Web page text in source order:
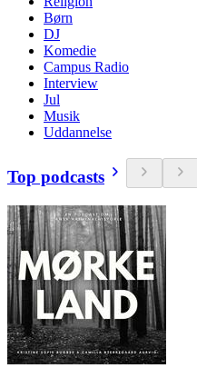
Børn
DJ
Komedie
Campus Radio
Interview
Jul
Musik
Uddannelse
Top podcasts